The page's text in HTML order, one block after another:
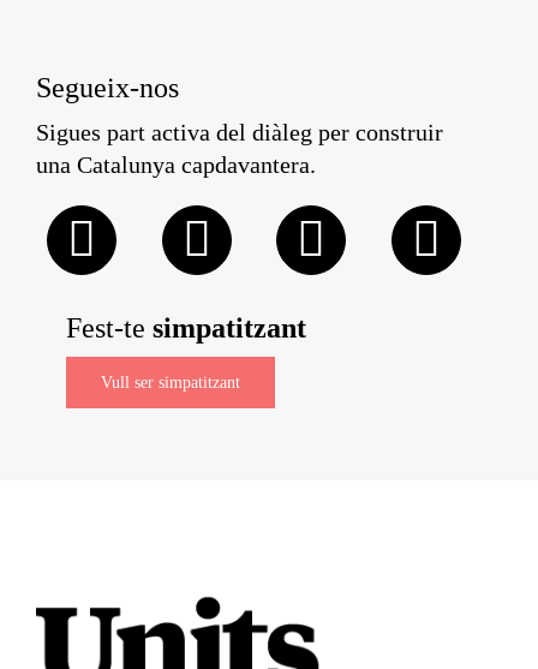
Segueix-nos
Sigues part activa del diàleg per construir
una Catalunya capdavantera.
Fest-te simpatitzant
Vull ser simpatitzant